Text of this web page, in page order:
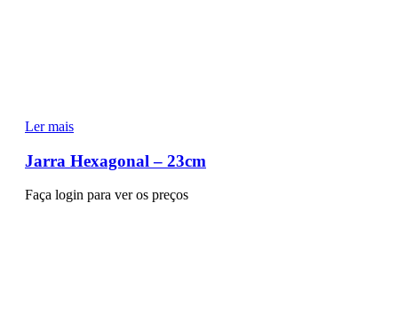
Ler mais
Jarra Hexagonal – 23cm
Faça login para ver os preços